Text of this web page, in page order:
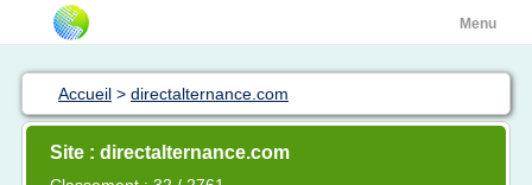
Menu
Accueil > directalternance.com
Site : directalternance.com